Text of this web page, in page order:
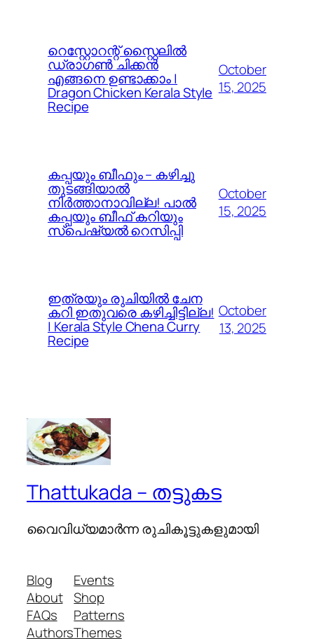
റെസ്റ്റോറന്റ് സ്റ്റൈലിൽ
ഡ്രാഗൺ ചിക്കൻ
എങ്ങനെ ഉണ്ടാക്കാം |
Dragon Chicken Kerala Style
Recipe
October
15, 2025
കപ്പയും ബീഫും – കഴിച്ചു
തുടങ്ങിയാൽ
നിർത്താനാവില്ല! പാൽ
കപ്പയും ബീഫ് കറിയും
സ്പെഷ്യൽ റെസിപ്പി
October
15, 2025
ഇത്രയും രുചിയിൽ ചേന
കറി ഇതുവരെ കഴിച്ചിട്ടില്ല!
| Kerala Style Chena Curry
Recipe
October
13, 2025
Thattukada – തട്ടുകട
വൈവിധ്യമാര്‍ന്ന രുചികൂട്ടുകളുമായി
Blog
About
FAQs
Authors
Events
Shop
Patterns
Themes